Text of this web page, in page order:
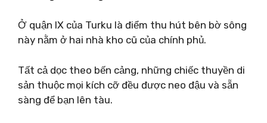
Ở quận IX của Turku là điểm thu hút bên bờ sông
này nằm ở hai nhà kho cũ của chính phủ.
Tất cả dọc theo bến cảng, những chiếc thuyền di
sản thuộc mọi kích cỡ đều được neo đậu và sẵn
sàng để bạn lên tàu.